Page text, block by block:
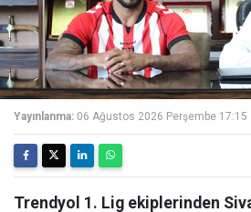
Yayınlanma: 06 Ağustos 2026 Perşembe 17:15
Trendyol 1. Lig ekiplerinden